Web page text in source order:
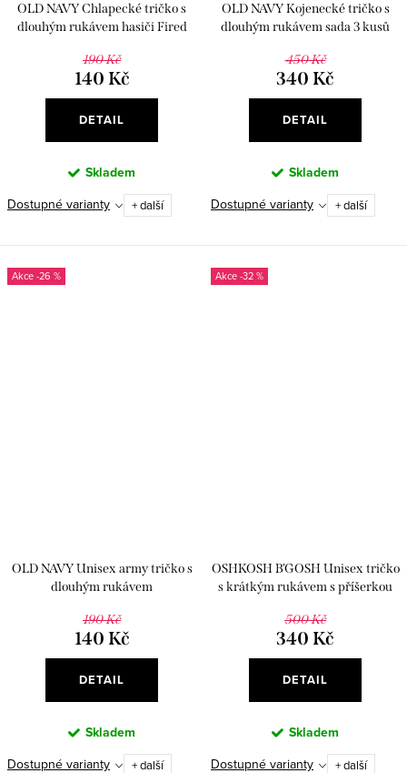
OLD NAVY Chlapecké tričko s
dlouhým rukávem hasiči Fired
190 Kč
140 Kč
DETAIL
Skladem
Dostupné varianty + další
OLD NAVY Kojenecké tričko s
dlouhým rukávem sada 3 kusů
450 Kč
340 Kč
DETAIL
Skladem
Dostupné varianty + další
-26 %
OLD NAVY Unisex army tričko s
dlouhým rukávem
190 Kč
140 Kč
DETAIL
Skladem
Dostupné varianty + další
-32 %
OSHKOSH B'GOSH Unisex tričko
s krátkým rukávem s příšerkou
500 Kč
340 Kč
DETAIL
Skladem
Dostupné varianty + další